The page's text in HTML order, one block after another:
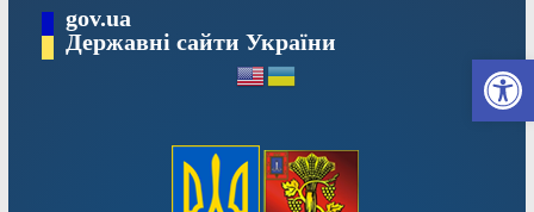
вмісту
gov.ua
Державні сайти України